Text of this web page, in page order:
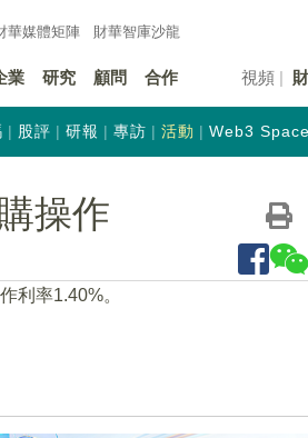
華媒體矩陣 財華智庫沙龍
業 研究 顧問 合作 視頻
股評 研報 專訪 活動 Web3
操作
利率1.40%。